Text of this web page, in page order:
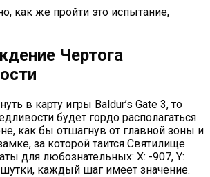
как же пройти это испытание,
Чертога
в карту игры Baldur’s Gate 3, то
будет гордо располагаться
как бы отшагнув от главной зоны и
за которой таится Святилище
для любознательных: Х: -907, Y:
каждый шаг имеет значение.